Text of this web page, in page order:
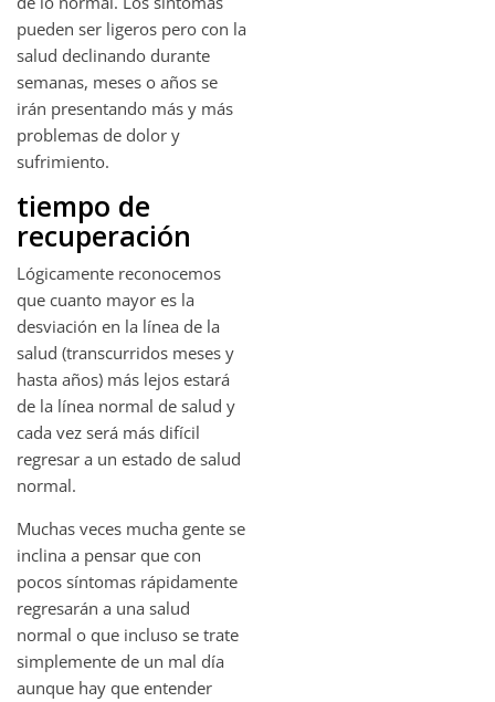
pueden ser ligeros pero con la
salud declinando durante
semanas, meses o años se
irán presentando más y más
problemas de dolor y
sufrimiento.
tiempo de
recuperación
Lógicamente reconocemos
que cuanto mayor es la
desviación en la línea de la
salud (transcurridos meses y
hasta años) más lejos estará
de la línea normal de salud y
cada vez será más difícil
regresar a un estado de salud
normal.
Muchas veces mucha gente se
inclina a pensar que con
pocos síntomas rápidamente
regresarán a una salud
normal o que incluso se trate
simplemente de un mal día
aunque hay que entender